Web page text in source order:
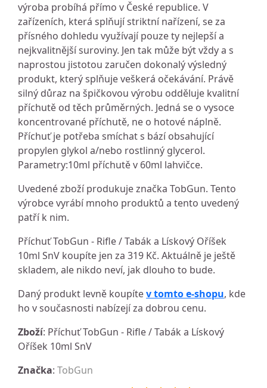
výroba probíhá přímo v České republice. V
zařízeních, která splňují striktní nařízení, se za
přísného dohledu využívají pouze ty nejlepší a
nejkvalitnější suroviny. Jen tak může být vždy a s
naprostou jistotou zaručen dokonalý výsledný
produkt, který splňuje veškerá očekávání. Právě
silný důraz na špičkovou výrobu odděluje kvalitní
příchutě od těch průměrných. Jedná se o vysoce
koncentrované příchutě, ne o hotové náplně.
Příchuť je potřeba smíchat s bází obsahující
propylen glykol a/nebo rostlinný glycerol.
Parametry:10ml příchutě v 60ml lahvičce.
Uvedené zboží produkuje značka TobGun. Tento
výrobce vyrábí mnoho produktů a tento uvedený
patří k nim.
Příchuť TobGun - Rifle / Tabák a Lískový Oříšek
10ml SnV koupíte jen za 319 Kč. Aktuálně je ještě
skladem, ale nikdo neví, jak dlouho to bude.
Daný produkt levně koupítev tomto e-shopu, kde
ho v současnosti nabízejí za dobrou cenu.
Zboží: Příchuť TobGun - Rifle / Tabák a Lískový
Oříšek 10ml SnV
Značka: TobGun